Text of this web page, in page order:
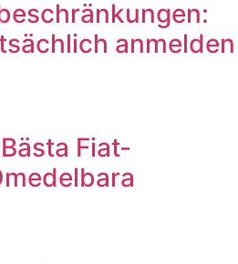
anmelden
Fiat-